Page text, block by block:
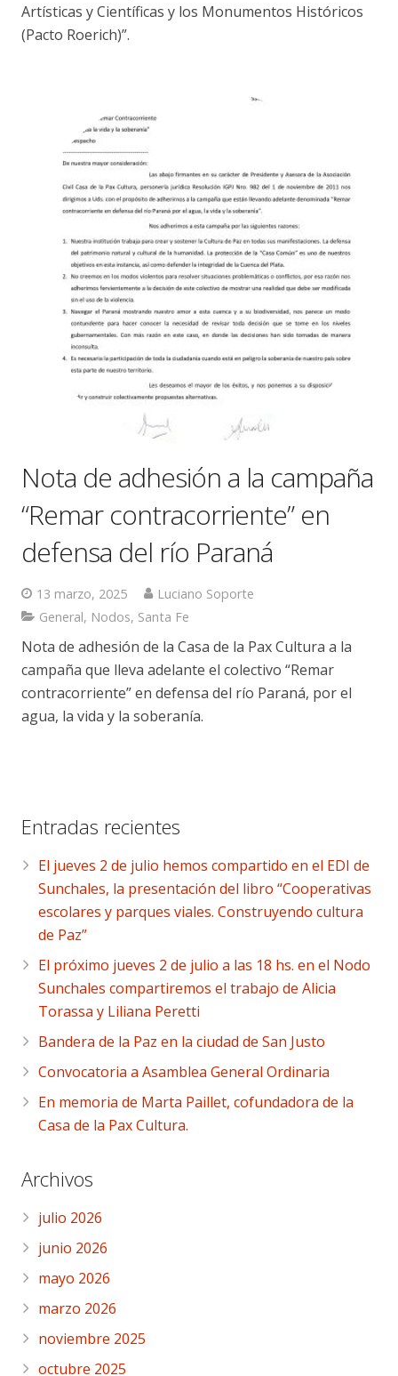
Artísticas y Científicas y los Monumentos Históricos
(Pacto Roerich)”.
Nota de adhesión a la campaña
“Remar contracorriente” en
defensa del río Paraná
13 marzo, 2025
Luciano Soporte
General, Nodos, Santa Fe
Nota de adhesión de la Casa de la Pax Cultura a la
campaña que lleva adelante el colectivo “Remar
contracorriente” en defensa del río Paraná, por el
agua, la vida y la soberanía.
Entradas recientes
El jueves 2 de julio hemos compartido en el EDI de
Sunchales, la presentación del libro “Cooperativas
escolares y parques viales. Construyendo cultura
de Paz”
El próximo jueves 2 de julio a las 18 hs. en el Nodo
Sunchales compartiremos el trabajo de Alicia
Torassa y Liliana Peretti
Bandera de la Paz en la ciudad de San Justo
Convocatoria a Asamblea General Ordinaria
En memoria de Marta Paillet, cofundadora de la
Casa de la Pax Cultura.
Archivos
julio 2026
junio 2026
mayo 2026
marzo 2026
noviembre 2025
octubre 2025